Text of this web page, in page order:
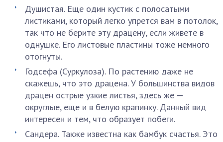
Душистая. Еще один кустик с полосатыми
листиками, который легко упрется вам в потолок,
так что не берите эту драцену, если живете в
однушке. Его листовые пластины тоже немного
отогнуты.
Годсефа (Суркулоза). По растению даже не
скажешь, что это драцена. У большинства видов
драцен острые узкие листья, здесь же —
округлые, еще и в белую крапинку. Данный вид
интересен и тем, что образует побеги.
Сандера. Также известна как бамбук счастья. Это